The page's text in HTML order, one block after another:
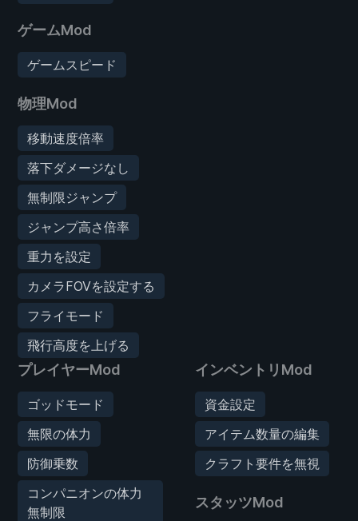
ゲームMod
ゲームスピード
物理Mod
移動速度倍率
落下ダメージなし
無制限ジャンプ
ジャンプ高さ倍率
重力を設定
カメラFOVを設定する
フライモード
飛行高度を上げる
プレイヤーMod
ゴッドモード
無限の体力
防御乗数
コンパニオンの体力
無制限
インベントリMod
資金設定
アイテム数量の編集
クラフト要件を無視
スタッツMod